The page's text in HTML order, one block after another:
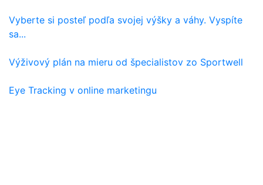
Vyberte si posteľ podľa svojej výšky a váhy. Vyspíte
sa...
Výživový plán na mieru od špecialistov zo Sportwell
Eye Tracking v online marketingu